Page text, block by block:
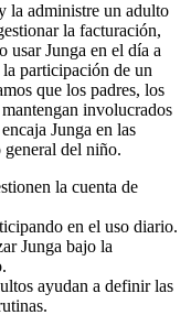
la administre un adulto
la facturación,
usar Junga en el día a
participación de un
que los padres, los
involucrados
Junga en las
del niño.
la cuenta de
en el uso diario.
Junga bajo la
ayudan a definir las